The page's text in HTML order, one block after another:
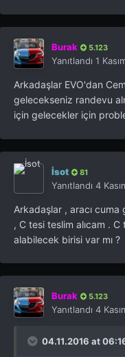
Burak 5.123
Yanıtlandı 1
Arkadaşlar EVO'dan
gelecekseniz randevu
için gelecekler için
İsot 81
Yanıtlandı 4
Arkadaşlar , aracı cuma
, C tesi teslim alıcam .
alabilecek birisi var mı ?
Burak 5.123
Yanıtlandı 4
04.11.2016 at